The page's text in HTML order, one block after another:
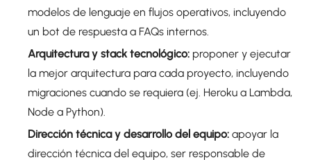
modelos de lenguaje en flujos operativos, incluyendo
un bot de respuesta a FAQs internos.
Arquitectura y stack tecnológico: proponer y ejecutar
la mejor arquitectura para cada proyecto, incluyendo
migraciones cuando se requiera (ej. Heroku a Lambda,
Node a Python).
Dirección técnica y desarrollo del equipo: apoyar la
dirección técnica del equipo, ser responsable de